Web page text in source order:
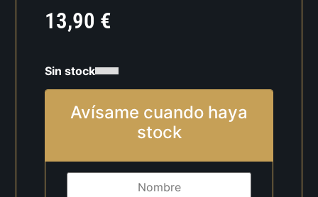
13,90 €
Sin stock
Avísame cuando haya
stock